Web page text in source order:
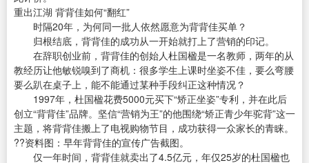
重出江湖 背背佳如何“翻红”
时隔20年，为何同一批人依然愿意为背背佳买单？
归根结底，背背佳的成功从一开始就打上了营销的印记。
在辞职创业前，背背佳的创始人杜国楹是一名教师，两年的从
教经历让他敏锐嗅到了商机：很多学生上课时坐姿不佳，要么弯腰
要么趴在桌子上，能不能通过某种手段纠正这种情况？
1997年，杜国楹花费5000元买下“矫正坐姿”专利，并在此后
创立“背背佳”品牌。坚信“营销为王”的他围绕“矫正青少年驼背”这一
主题，将背背佳搬上了电视购物节目，成功获得一众家长的青睐。
??资料图：早年背背佳的宣传广告截图。
仅一年时间，背背佳就卖出了4.5亿元，年仅25岁的杜国楹也